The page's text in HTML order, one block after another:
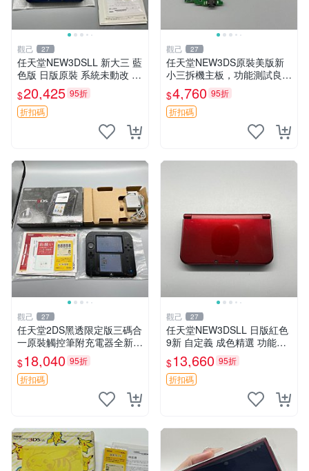
觀己 27
任天堂NEW3DSLL 新大三 藍
色版 日版原裝 系統未動改 功
能齊全 成色佳 整機無損 屏幕
清晰 自帶觸控筆 採用自定義
99新 3D顯示順暢 攝影功能
$20,425 95折
折扣碼
觀己 27
任天堂NEW3DS原裝美版新
小三拆機主板，功能測試良好
成色佳 全新任天堂3DS主機
板 備用板 測試保證 功能正常
新小三任天堂3DS 美版原裝
$4,760 95折
折扣碼
觀己 27
任天堂2DS黑透限定版三碼合
一原裝觸控筆附充電器全新未
使用功能正常 2DS 黑透版 數
位掌機 測試
$18,040 95折
折扣碼
觀己 27
任天堂NEW3DSLL 日版紅色
9新 自定義 成色精選 功能全
正常 屏幕輕微泛黃 新大三 任
天堂3DSLL 紅色 9成新 功能
好 輝光螢幕 正規版本
$13,660 95折
折扣碼